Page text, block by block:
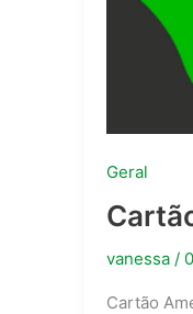
Geral
vanessa /
Cartão